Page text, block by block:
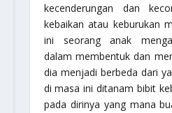
kecenderungan dan
kebaikan atau keburukan
ini seorang anak
dalam membentuk dan
dia menjadi berbeda dari
di masa ini ditanam bibit
pada dirinya yang mana